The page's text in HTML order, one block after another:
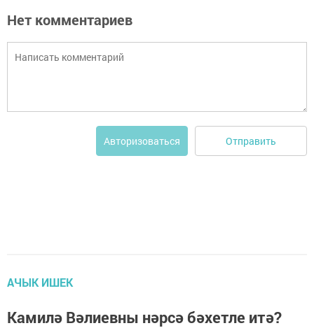
Нет комментариев
Авторизоваться Отправить
АЧЫК ИШЕК
Камилә Вәлиевны нәрсә бәхетле итә?